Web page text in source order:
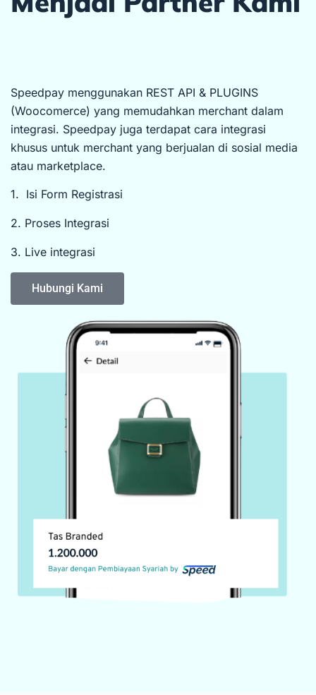
Speedpay menggunakan REST API & PLUGINS
(Woocomerce) yang memudahkan merchant dalam
integrasi. Speedpay juga terdapat cara integrasi
khusus untuk merchant yang berjualan di sosial media
atau marketplace.
1. Isi Form Registrasi
2. Proses Integrasi
3. Live integrasi
Hubungi Kami